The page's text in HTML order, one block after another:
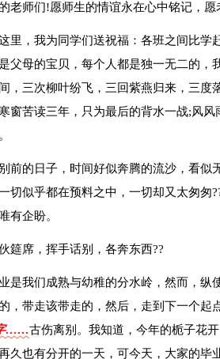
老师们!愿师生的情谊永在心中铭记，
里，我为同学们送祝福：各班之间比学
父母的宝贝，每个人都是独一无二的，
，三次柳叶纷飞，三回紫燕归来，三度
窗苦读三年，只为最后的背水一战;风
前的日子，时间好似奔腾的流沙，看似
切似乎都在预料之中，一切却又太匆匆
有企盼。
筵席，挥手话别，各奔东西??
是我们成熟与幼稚的分水岭，然而，纵
，带走该带走的，然后，走到下一个起
……古伤离别。我知道，今年的栀子花
久也有分开的一天，可今天，大家的